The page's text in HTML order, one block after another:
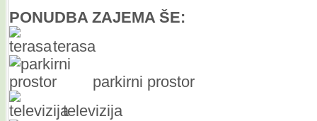
PONUDBA ZAJEMA ŠE:
terasa
parkirni prostor
televizija